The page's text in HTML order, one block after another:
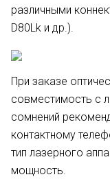
различными
D80Lk и др.).
При заказе
совместимость с
сомнений
контактному
тип лазерного
мощность.